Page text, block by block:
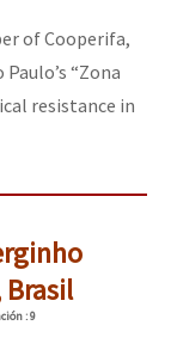
of Cooperifa,
“Zona
resistance in
: 9